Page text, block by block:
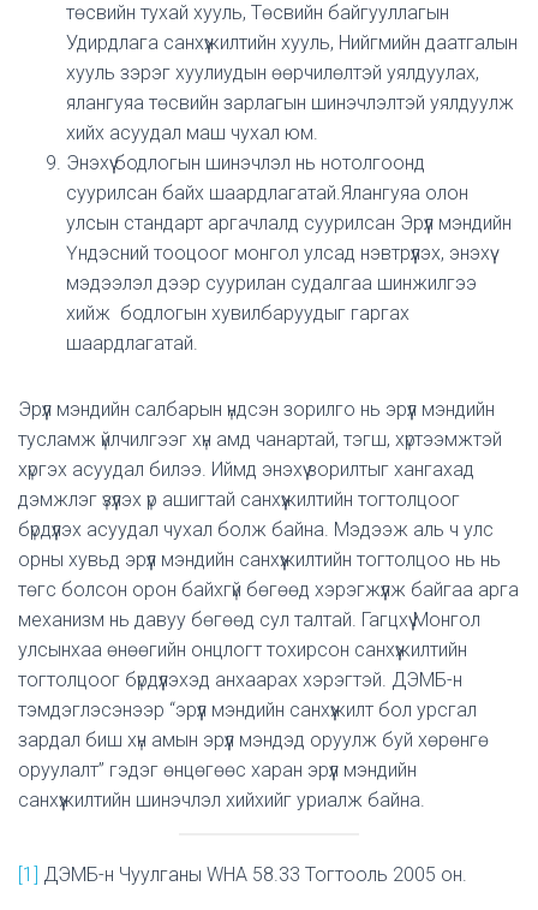
төсвийн тухай хууль, Төсвийн байгууллагын
Удирдлага санхүүжилтийн хууль, Нийгмийн даатгалын
хууль зэрэг хуулиудын өөрчилөлтэй уялдуулах,
ялангуяа төсвийн зарлагын шинэчлэлтэй уялдуулж
хийх асуудал маш чухал юм.
Энэхүү бодлогын шинэчлэл нь нотолгоонд
суурилсан байх шаардлагатай.Ялангуяа олон
улсын стандарт аргачлалд суурилсан Эрүүл мэндийн
Үндэсний тооцоог монгол улсад нэвтрүүлэх, энэхүү
мэдээлэл дээр суурилан судалгаа шинжилгээ
хийж бодлогын хувилбаруудыг гаргах
шаардлагатай.
Эрүүл мэндийн салбарын үндсэн зорилго нь эрүүл мэндийн
тусламж үйлчилгээг хүн амд чанартай, тэгш, хүртээмжтэй
хүргэх асуудал билээ. Иймд энэхүү зорилтыг хангахад
дэмжлэг үзүүлэх үр ашигтай санхүүжилтийн тогтолцоог
бүрдүүлэх асуудал чухал болж байна. Мэдээж аль ч улс
орны хувьд эрүүл мэндийн санхүүжилтийн тогтолцоо нь нь
төгс болсон орон байхгүй бөгөөд хэрэгжүүлж байгаа арга
механизм нь давуу бөгөөд сул талтай. Гагцхүү Монгол
улсынхаа өнөөгийн онцлогт тохирсон санхүүжилтийн
тогтолцоог бүрдүүлэхэд анхаарах хэрэгтэй. ДЭМБ-н
тэмдэглэсэнээр “эрүүл мэндийн санхүүжилт бол урсгал
зардал биш хүн амын эрүүл мэндэд оруулж буй хөрөнгө
оруулалт” гэдэг өнцөгөөс харан эрүүл мэндийн
санхүүжилтийн шинэчлэл хийхийг уриалж байна.
[1] ДЭМБ-н Чуулганы WHA 58.33 Тогтооль 2005 он.